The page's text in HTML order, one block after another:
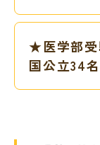
★医学部受
国公立34